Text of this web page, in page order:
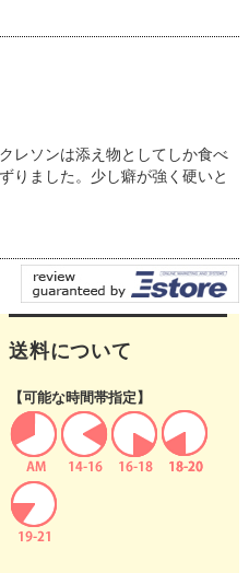
レソンは添え物としてしか食べ
りました。少し癖が強く硬いと
送料について
【可能な時間帯指定】